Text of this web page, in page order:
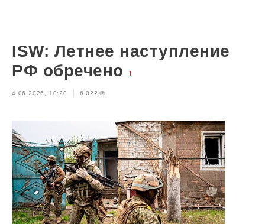
ISW: Летнее наступление
РФ обречено
1
4.06.2026, 10:20 6,022